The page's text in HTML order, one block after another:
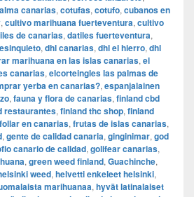
canarias, cotufas, cotufo, cubanos en
, cultivo marihuana fuerteventura, cultivo
de canarias, datiles fuerteventura,
, dhl canarias, dhl el hierro, dhl
marihuana en las islas canarias, el
canarias, elcorteingles las palmas de
yerba en canarias?, espanjalainen
, fauna y flora de canarias, finland cbd
restaurantes, finland thc shop, finland
follar en canarias, frutas de islas canarias,
, gente de calidad canaria, ginginimar, god
canario de calidad, golifear canarias,
, green weed finland, Guachinche,
weed, helvetti enkeleet helsinki,
marihuanaa, hyvät latinalaiset